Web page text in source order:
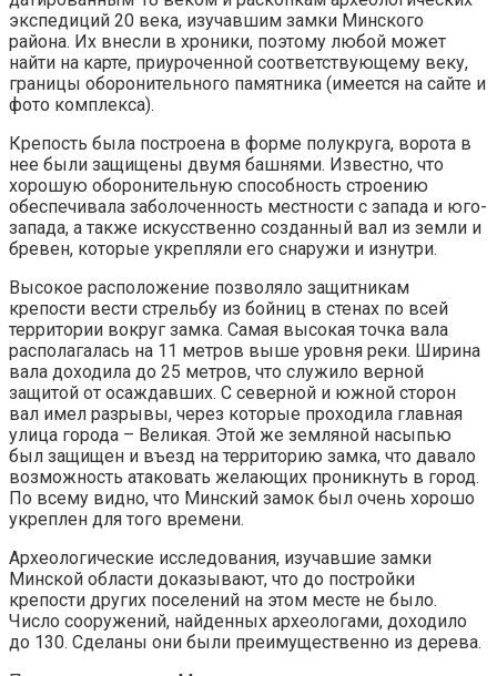
экспедиций 20 века, изучавшим замки Минского
района. Их внесли в хроники, поэтому любой может
найти на карте, приуроченной соответствующему веку,
границы оборонительного памятника (имеется на сайте и
фото комплекса).
Крепость была построена в форме полукруга, ворота в
нее были защищены двумя башнями. Известно, что
хорошую оборонительную способность строению
обеспечивала заболоченность местности с запада и юго-
запада, а также искусственно созданный вал из земли и
бревен, которые укрепляли его снаружи и изнутри.
Высокое расположение позволяло защитникам
крепости вести стрельбу из бойниц в стенах по всей
территории вокруг замка. Самая высокая точка вала
располагалась на 11 метров выше уровня реки. Ширина
вала доходила до 25 метров, что служило верной
защитой от осаждавших. С северной и южной сторон
вал имел разрывы, через которые проходила главная
улица города – Великая. Этой же земляной насыпью
был защищен и въезд на территорию замка, что давало
возможность атаковать желающих проникнуть в город.
По всему видно, что Минский замок был очень хорошо
укреплен для того времени.
Археологические исследования, изучавшие замки
Минской области доказывают, что до постройки
крепости других поселений на этом месте не было.
Число сооружений, найденных археологами, доходило
до 130. Сделаны они были преимущественно из дерева.